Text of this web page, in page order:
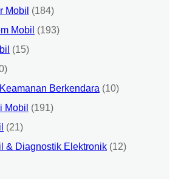
Mobil (184)
Mobil (193)
(15)
Berkendara (10)
Mobil (191)
(21)
& Diagnostik Elektronik (12)